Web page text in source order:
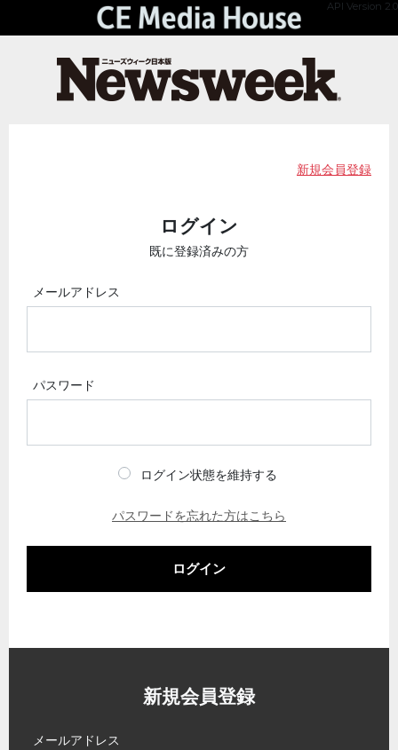
API Version 2.0
新規会員登録
ログイン
既に登録済みの方
メールアドレス
パスワード
ログイン状態を維持する
パスワードを忘れた方はこちら
ログイン
新規会員登録
メールアドレス